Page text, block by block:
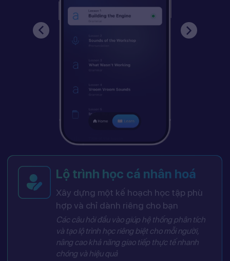
Lộ trình học cá nhân hoá
Xây dựng một kế hoạch học tập phù
hợp và chỉ dành riêng cho bạn
Các câu hỏi đầu vào giúp hệ thống phân tích
và tạo lộ trình học riêng biệt cho mỗi người,
nâng cao khả năng giao tiếp thực tế nhanh
chóng và hiệu quả